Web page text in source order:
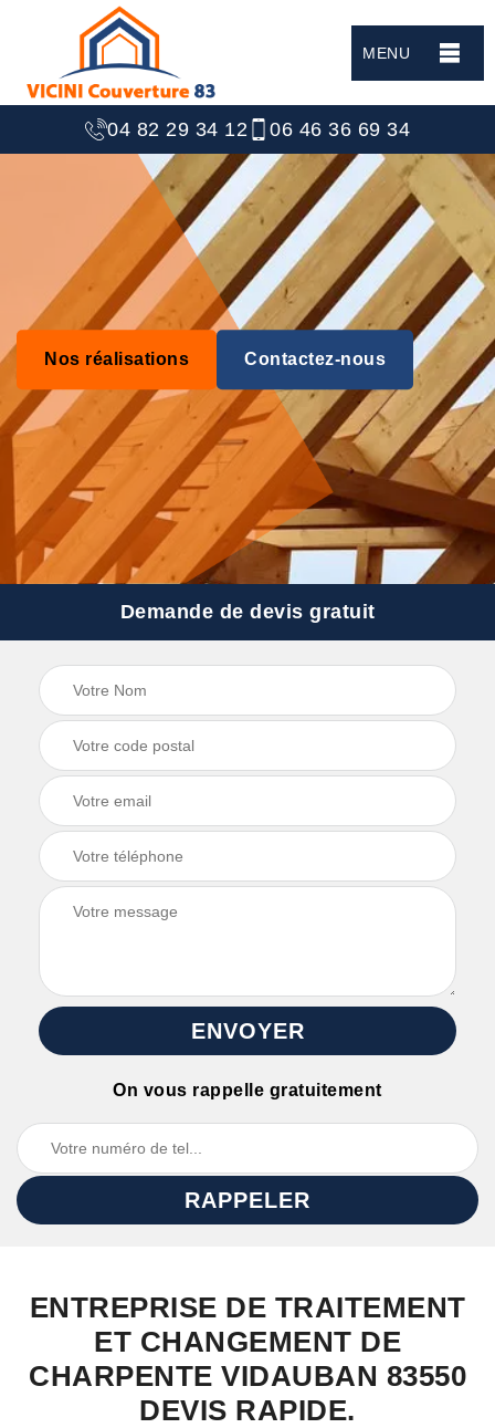
MENU
04 82 29 34 12 06 46 36 69 34
Nos réalisations Contactez-nous
Demande de devis gratuit
On vous rappelle gratuitement
ENTREPRISE DE TRAITEMENT
ET CHANGEMENT DE
CHARPENTE VIDAUBAN 83550
DEVIS RAPIDE.